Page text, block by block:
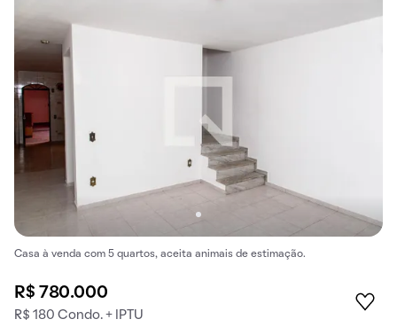
Casa à venda com 5 quartos, aceita animais de estimação.
R$ 780.000
R$ 180 Condo. + IPTU